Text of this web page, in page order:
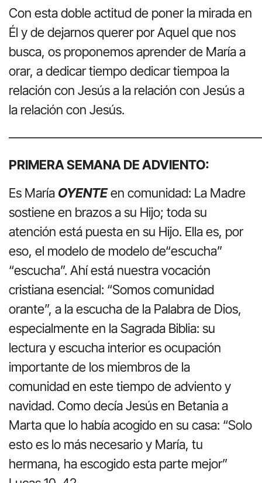
Con esta doble actitud de poner la mirada en
Él y de dejarnos querer por Aquel que nos
busca, os proponemos aprender de María a
orar, a dedicar tiempo dedicar tiempoa la
relación con Jesús a la relación con Jesús a
la relación con Jesús.
PRIMERA SEMANA DE ADVIENTO:
Es María OYENTEen comunidad: La Madre
sostiene en brazos a su Hijo; toda su
atención está puesta en su Hijo. Ella es, por
eso, el modelo de modelo de“escucha”
“escucha”. Ahí está nuestra vocación
cristiana esencial: “Somos comunidad
orante”, a la escucha de la Palabra de Dios,
especialmente en la Sagrada Biblia: su
lectura y escucha interior es ocupación
importante de los miembros de la
comunidad en este tiempo de adviento y
navidad. Como decía Jesús en Betania a
Marta que lo había acogido en su casa: “Solo
esto es lo más necesario y María, tu
hermana, ha escogido esta parte mejor”